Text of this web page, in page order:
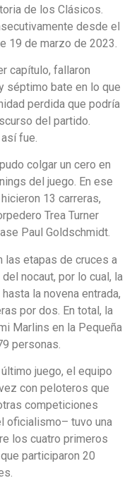
de los Clásicos.
desde el
19 de marzo de 2023.
capítulo, fallaron
séptimo bate en lo que
perdida que podría
del partido.
fue.
colgar un cero en
del juego. En ese
13 carreras,
Trea Turner
Paul Goldschmidt.
las etapas de cruces a
nocaut, por lo cual, la
la novena entrada,
por dos. En total, la
Marlins en la Pequeña
personas.
juego, el equipo
con peloteros que
competiciones
oficialismo– tuvo una
los cuatro primeros
participaron 20